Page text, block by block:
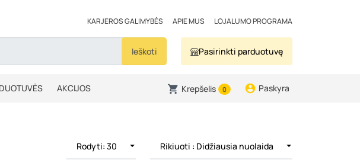
KARJEROS GALIMYBĖS APIE MUS LOJALUMO PROGRAMA
Ieškoti Pasirinkti parduotuvę
AKCIJOS Krepšelis 0 Paskyra
Rodyti: 30 Rikiuoti : Didžiausia nuolaida